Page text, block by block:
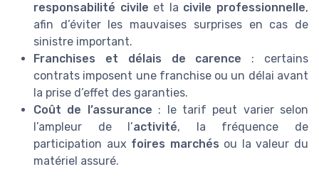
responsabilité civile et la civile professionnelle,
afin d’éviter les mauvaises surprises en cas de
sinistre important.
Franchises et délais de carence : certains
contrats imposent une franchise ou un délai avant
la prise d’effet des garanties.
Coût de l’assurance : le tarif peut varier selon
l’ampleur de l’activité, la fréquence de
participation aux foires marchés ou la valeur du
matériel assuré.